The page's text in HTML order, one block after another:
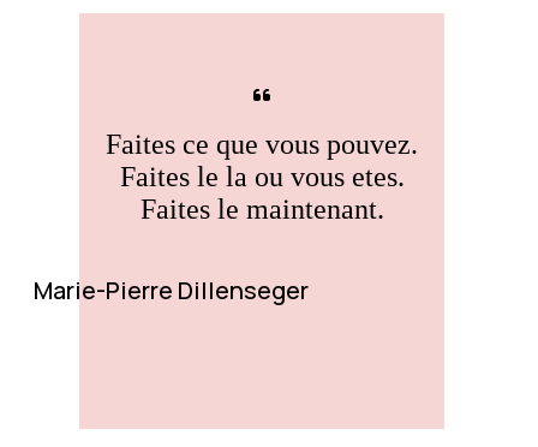
Faites ce que vous pouvez.
Faites le la ou vous etes.
Faites le maintenant.
Marie-Pierre Dillenseger